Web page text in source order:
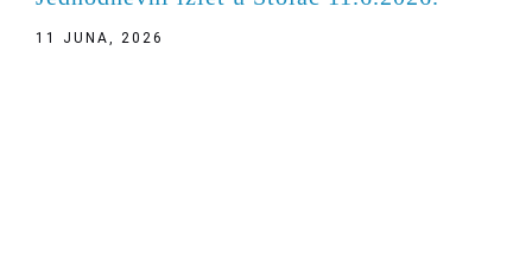
11 JUNA, 2026